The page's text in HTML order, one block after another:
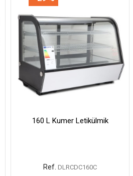
160 L Kumer Letikülmik
Ref. DLRCDC160C